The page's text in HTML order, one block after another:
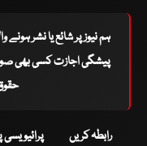
ہم نیوز پر شائع یا نشر ہونے
پیشگی اجازت کسی بھی
رابطہ کریں